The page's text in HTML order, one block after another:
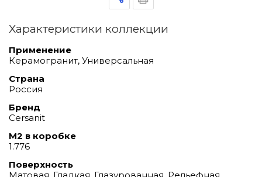
Характеристики коллекции
Применение
Керамогранит, Универсальная
Страна
Россия
Бренд
Cersanit
М2 в коробке
1.776
Поверхность